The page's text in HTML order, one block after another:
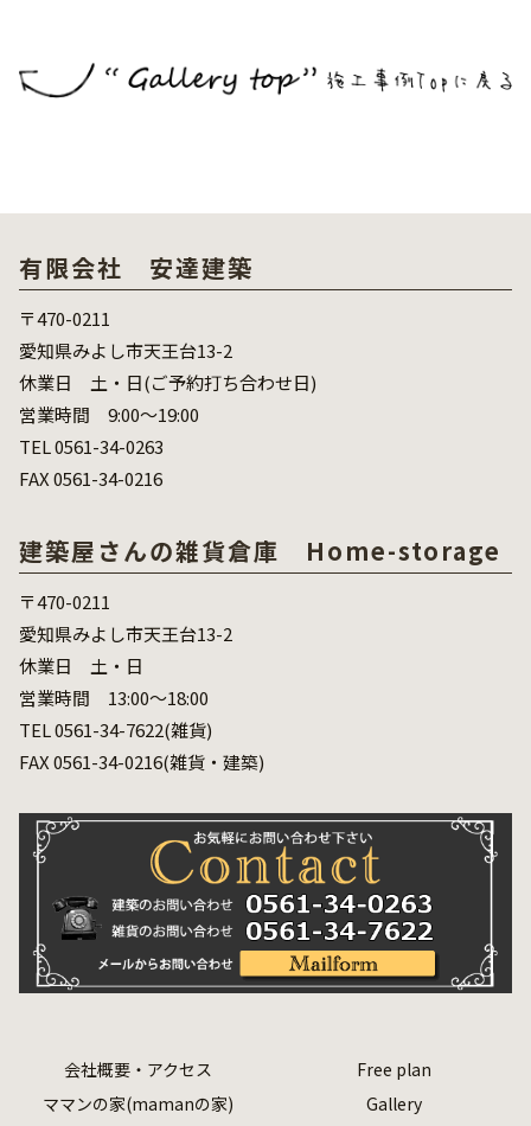
有限会社 安達建築
〒470-0211
愛知県みよし市天王台13-2
休業日 土・日(ご予約打ち合わせ日)
営業時間 9:00～19:00
TEL 0561-34-0263
FAX 0561-34-0216
建築屋さんの雑貨倉庫 Home-storage
〒470-0211
愛知県みよし市天王台13-2
休業日 土・日
営業時間 13:00～18:00
TEL 0561-34-7622(雑貨)
FAX 0561-34-0216(雑貨・建築)
会社概要・アクセス
Free plan
ママンの家(mamanの家)
Gallery